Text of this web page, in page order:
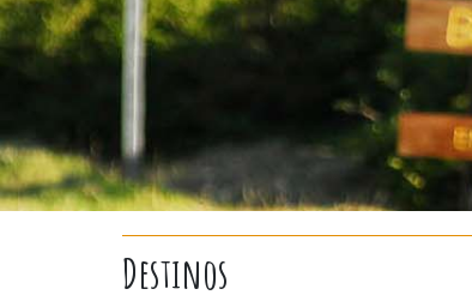
Destinos